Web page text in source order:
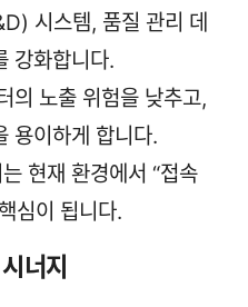
시스템, 품질 관리 데
강화합니다.
의 노출 위험을 낮추고,
용이하게 합니다.
현재 환경에서 “접속
심이 됩니다.
너지